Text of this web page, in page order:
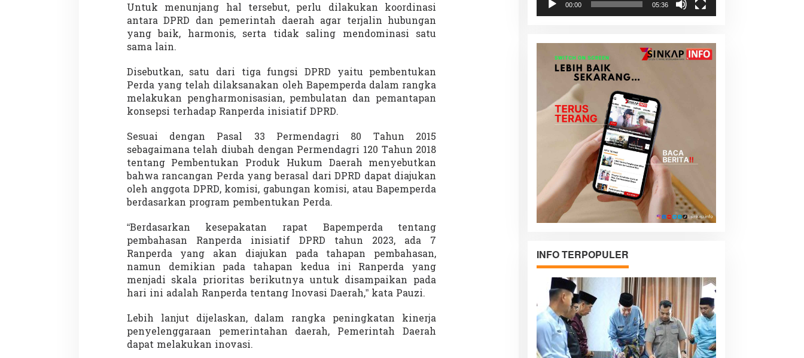
Untuk menunjang hal tersebut, perlu dilakukan koordinasi
antara DPRD dan pemerintah daerah agar terjalin hubungan
yang baik, harmonis, serta tidak saling mendominasi satu
sama lain.
Disebutkan, satu dari tiga fungsi DPRD yaitu pembentukan
Perda yang telah dilaksanakan oleh Bapemperda dalam rangka
melakukan pengharmonisasian, pembulatan dan pemantapan
konsepsi terhadap Ranperda inisiatif DPRD.
Sesuai dengan Pasal 33 Permendagri 80 Tahun 2015
sebagaimana telah diubah dengan Permendagri 120 Tahun 2018
tentang Pembentukan Produk Hukum Daerah menyebutkan
bahwa rancangan Perda yang berasal dari DPRD dapat diajukan
oleh anggota DPRD, komisi, gabungan komisi, atau Bapemperda
berdasarkan program pembentukan Perda.
“Berdasarkan kesepakatan rapat Bapemperda tentang
pembahasan Ranperda inisiatif DPRD tahun 2023, ada 7
Ranperda yang akan diajukan pada tahapan pembahasan,
namun demikian pada tahapan kedua ini Ranperda yang
menjadi skala prioritas berikutnya untuk disampaikan pada
hari ini adalah Ranperda tentang Inovasi Daerah,” kata Pauzi.
Lebih lanjut dijelaskan, dalam rangka peningkatan kinerja
penyelenggaraan pemerintahan daerah, Pemerintah Daerah
dapat melakukan inovasi.
00:00 05:36
INFO TERPOPULER